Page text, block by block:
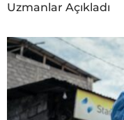
Uzmanlar Açıkladı